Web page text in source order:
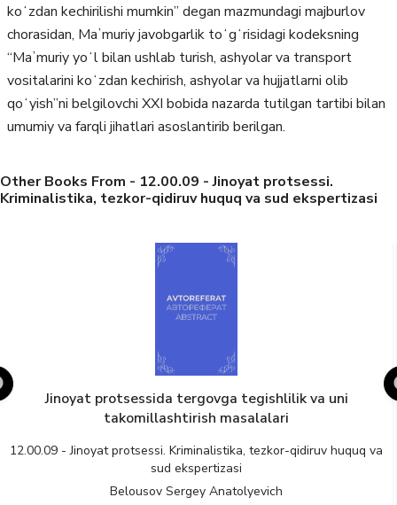
koʻzdan kechirilishi mumkin” degan mazmundagi majburlov
chorasidan, Maʼmuriy javobgarlik toʻgʻrisidagi kodeksning
“Maʼmuriy yoʻl bilan ushlab turish, ashyolar va transport
vositalarini koʻzdan kechirish, ashyolar va hujjatlarni olib
qoʻyish”ni belgilovchi XXI bobida nazarda tutilgan tartibi bilan
umumiy va farqli jihatlari asoslantirib berilgan.
Other Books From - 12.00.09 - Jinoyat protsessi.
Kriminalistika, tezkor-qidiruv huquq va sud ekspertizasi
Jinoyat protsessida tergovga tegishlilik va uni
takomillashtirish masalalari
12.00.09 - Jinoyat protsessi. Kriminalistika, tezkor-qidiruv huquq va
sud ekspertizasi
Belousov Sergey Anatolyevich